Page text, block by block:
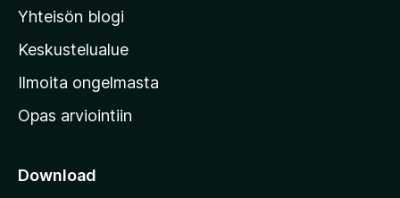
a
n
v
r
k
Yhteisön blogi
Keskustelualue
Ilmoita ongelmasta
Opas arviointiin
Download